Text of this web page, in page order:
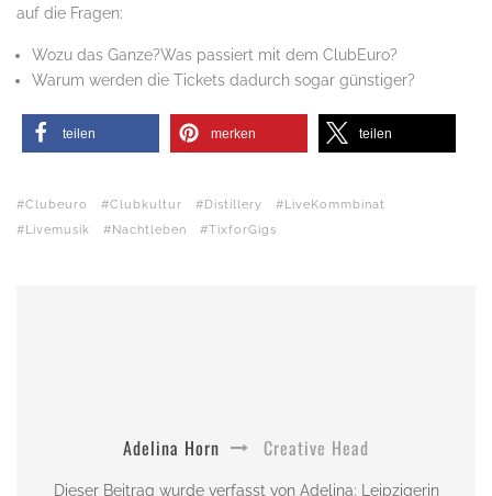
auf die Fragen:
Wozu das Ganze?Was passiert mit dem ClubEuro?
Warum werden die Tickets dadurch sogar günstiger?
teilen merken teilen
Clubeuro Clubkultur Distillery
LiveKommbinat
Livemusik
Nachtleben TixforGigs
Adelina Horn Creative Head
Dieser Beitrag wurde verfasst von Adelina: Leipzigerin